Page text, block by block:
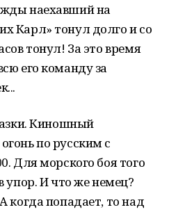
наехавший на
Карл» тонул долго и со
тонул! За это время
его команду за
Киношный
по русским с
Для морского боя того
упор. И что же немец?
попадает, то над